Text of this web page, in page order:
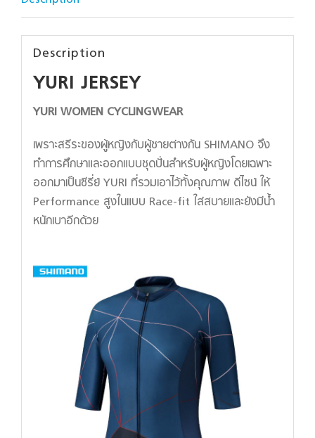
Description
YURI JERSEY
YURI WOMEN CYCLINGWEAR
เพราะสรีระของผู้หญิงกับผู้ชายต่างกัน SHIMANO จึง
ทำการศึกษาและออกแบบชุดปั่นสำหรับผู้หญิงโดยเฉพาะ
ออกมาเป็นซีรี่ย์ YURI ที่รวมเอาไว้ทั้งคุณภาพ ดีไซน์ ให้
Performance สูงในแบบ Race-fit ใส่สบายและยังมีน้ำ
หนักเบาอีกด้วย